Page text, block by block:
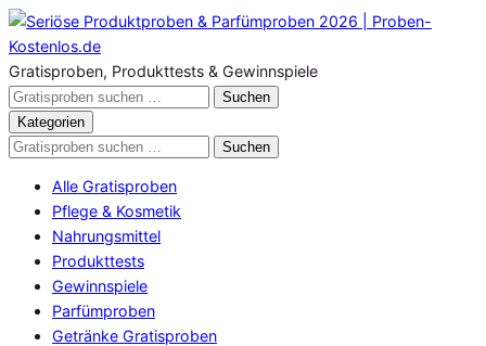
Zum
Inhalt
springen
Gratisproben, Produkttests & Gewinnspiele
Gratisproben
durchsuchen
Suchen
Kategorien
Gratisproben
Suchen
Alle Gratisproben
Pflege & Kosmetik
Nahrungsmittel
Produkttests
Gewinnspiele
Parfümproben
Getränke Gratisproben